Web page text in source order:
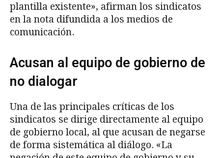
plantilla existente», afirman los sindicatos
en la nota difundida a los medios de
comunicación.
Acusan al equipo de gobierno de
no dialogar
Una de las principales críticas de los
sindicatos se dirige directamente al equipo
de gobierno local, al que acusan de negarse
de forma sistemática al diálogo. «La